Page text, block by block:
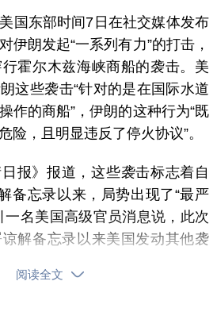
国东部时间7日在社交媒体发布
伊朗发起“一系列有力”的打击，
霍尔木兹海峡商船的袭击。美
这些袭击“针对的是在国际水道
作的商船”，伊朗的这种行为“既
险，且明显违反了停火协议”。
报》报道，这些袭击标志着自
备忘录以来，局势出现了“最严
一名美国高级官员消息说，此次
解备忘录以来美国发动其他袭
目标，包括伊朗的防空系统、
阅读全文